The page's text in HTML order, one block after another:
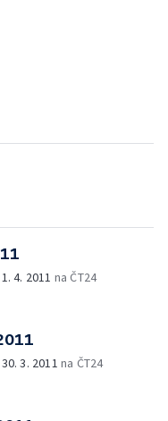
1. 4. 2011 na ČT24
30. 3. 2011 na ČT24